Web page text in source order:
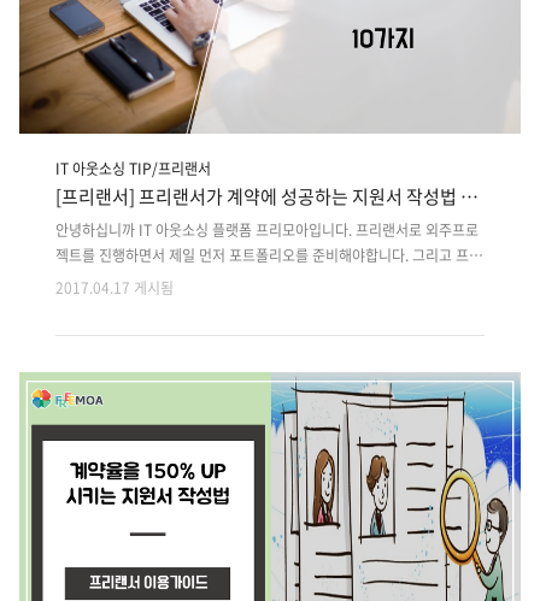
IT 아웃소싱 TIP/프리랜서
[프리랜서] 프리랜서가 계약에 성공하는 지원서 작성법 10
가지
안녕하십니까 IT 아웃소싱 플랫폼 프리모아입니다. 프리랜서로 외주프로
젝트를 진행하면서 제일 먼저 포트폴리오를 준비해야합니다. 그리고 프로
젝트를 지원할 떄 자신을 어필 할 수 있는 지원서 작성에 유의 해야합니다.
드립니다. 성공하는 계약의 첫 걸음은 지원서 작성입니다. 클라이언트는
핵심 단어 선정은 프로젝트와 관련된 내용으로 하는 것이 좋습니다. 클라
이언트는 프리랜서에 대한 믿음을 갖고 싶어합니다. 한눈에 볼 수 있는 지
원서는 다시 한번 보게하는 힘이 있습니다. 인사 담당자에게 제출한다는
마음으로 작성하는 것이 좋습니다. 프리랜서가 계속 일을 하고 있다는 것
을 보여..
2017.04.17 게시됨